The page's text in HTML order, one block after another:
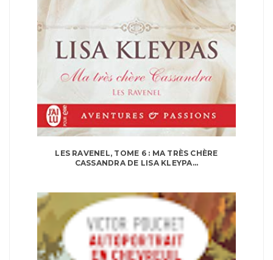
LES RAVENEL, TOME 6 : MA TRÈS CHÈRE
CASSANDRA DE LISA KLEYPA...